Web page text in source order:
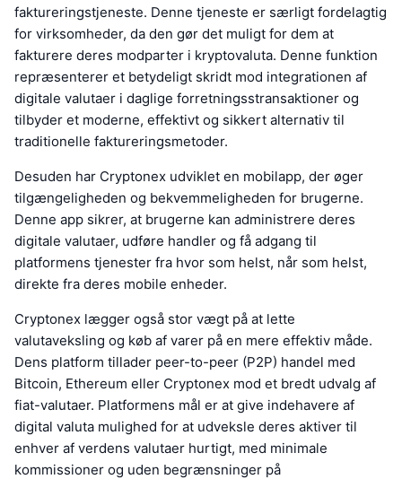
faktureringstjeneste. Denne tjeneste er særligt fordelagtig
for virksomheder, da den gør det muligt for dem at
fakturere deres modparter i kryptovaluta. Denne funktion
repræsenterer et betydeligt skridt mod integrationen af
digitale valutaer i daglige forretningsstransaktioner og
tilbyder et moderne, effektivt og sikkert alternativ til
traditionelle faktureringsmetoder.
Desuden har Cryptonex udviklet en mobilapp, der øger
tilgængeligheden og bekvemmeligheden for brugerne.
Denne app sikrer, at brugerne kan administrere deres
digitale valutaer, udføre handler og få adgang til
platformens tjenester fra hvor som helst, når som helst,
direkte fra deres mobile enheder.
Cryptonex lægger også stor vægt på at lette
valutaveksling og køb af varer på en mere effektiv måde.
Dens platform tillader peer-to-peer (P2P) handel med
Bitcoin, Ethereum eller Cryptonex mod et bredt udvalg af
fiat-valutaer. Platformens mål er at give indehavere af
digital valuta mulighed for at udveksle deres aktiver til
enhver af verdens valutaer hurtigt, med minimale
kommissioner og uden begrænsninger på